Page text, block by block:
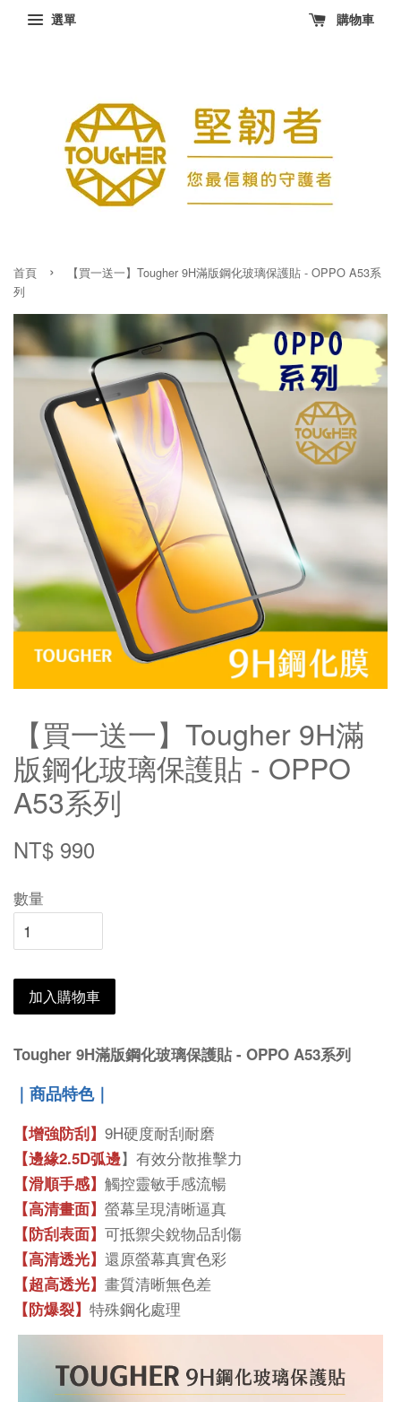
選單 購物車
首頁 ›
【買一送一】Tougher 9H滿版鋼化玻璃保護貼 - OPPO A53系
列
【買一送一】Tougher 9H滿
版鋼化玻璃保護貼 - OPPO
A53系列
NT$ 990
數量
加入購物車
Tougher 9H滿版鋼化玻璃保護貼 - OPPO A53系列
｜商品特色｜
【增強防刮】 9H硬度耐刮耐磨
【邊緣2.5D弧邊】有效分散推擊力
【滑順手感】 觸控靈敏手感流暢
【高清畫面】 螢幕呈現清晰逼真
【防刮表面】 可抵禦尖銳物品刮傷
【高清透光】 還原螢幕真實色彩
【超高透光】 畫質清晰無色差
【防爆裂】 特殊鋼化處理